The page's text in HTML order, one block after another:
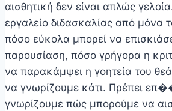
αισθητική δεν είναι απλώς
εργαλείο διδασκαλίας από μόνα
πόσο εύκολα μπορεί να
παρουσίαση, πόσο γρήγορα η
να παρακάμψει η γοητεία του
να γνωρίζουμε κάτι. Πρέπει
γνωρίζουμε πώς μπορούμε να